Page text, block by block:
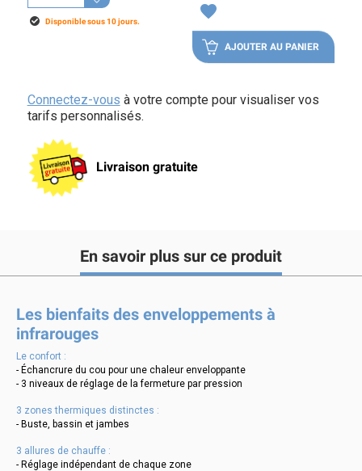
Disponible sous 10 jours.
favorite
AJOUTER AU PANIER
Connectez-vous à votre compte pour visualiser vos
tarifs personnalisés.
Livraison gratuite
En savoir plus sur ce produit
Les bienfaits des enveloppements à
infrarouges
Le confort :
- Échancrure du cou pour une chaleur enveloppante
- 3 niveaux de réglage de la fermeture par pression
3 zones thermiques distinctes :
- Buste, bassin et jambes
3 allures de chauffe :
- Réglage indépendant de chaque zone